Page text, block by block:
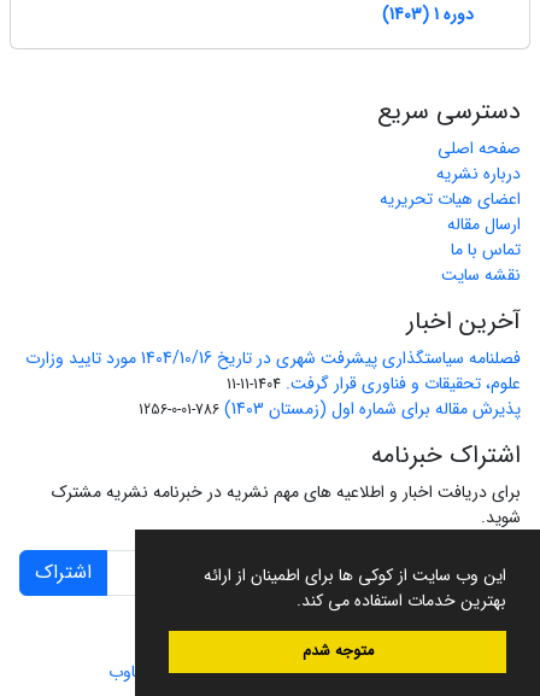
این وب سایت از کوکی ها برای اطمینان از ارائه
بهترین خدمات استفاده می کند.
متوجه شدم
دوره 1 (1403)
دسترسی سریع
صفحه اصلی
درباره نشریه
اعضای هیات تحریریه
ارسال مقاله
تماس با ما
نقشه سایت
آخرین اخبار
فصلنامه سیاستگذاری پیشرفت شهری در تاریخ 1404/10/16 مورد تایید وزارت
علوم، تحقیقات و فناوری قرار گرفت. 1404-11-11
پذیرش مقاله برای شماره اول (زمستان 1403) 786-01-0-1256
اشتراک خبرنامه
برای دریافت اخبار و اطلاعیه های مهم نشریه در خبرنامه نشریه مشترک
شوید.
اشتراک
سامانه مدیریت نشریات علمی.طراحی و پیاده سازی از سیناوب